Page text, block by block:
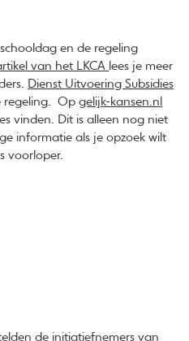
en de regeling
van het LKCA lees je meer
Dienst Uitvoering Subsidies
regeling. Opgelijk-kansen.nl
vinden. Dit is alleen nog niet
informatie als je opzoek wilt
voorloper.
de initiatiefnemers van